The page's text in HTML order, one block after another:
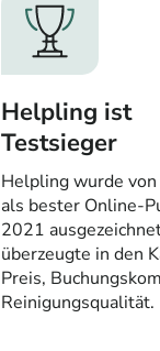
Helpling ist
Testsieger
Helpling wurde
als bester Online-
2021
überzeugte in den
Preis,
Reinigungsqualität.